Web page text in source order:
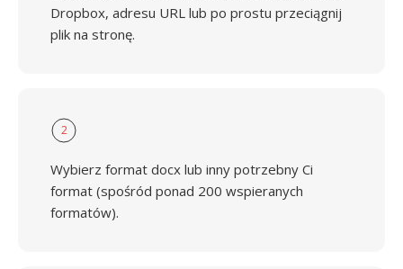
Dropbox, adresu URL lub po prostu przeciągnij
plik na stronę.
2
Wybierz format docx lub inny potrzebny Ci
format (spośród ponad 200 wspieranych
formatów).